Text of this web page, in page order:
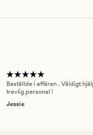
Beställde i affären . Väldigt
trevlig personal !
Jessie